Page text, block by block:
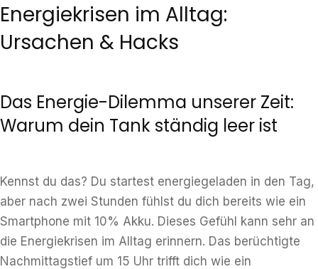
Energiekrisen im Alltag:
Ursachen & Hacks
Das Energie-Dilemma unserer Zeit:
Warum dein Tank ständig leer ist
Kennst du das? Du startest energiegeladen in den Tag,
aber nach zwei Stunden fühlst du dich bereits wie ein
Smartphone mit 10% Akku. Dieses Gefühl kann sehr an
die Energiekrisen im Alltag erinnern. Das berüchtigte
Nachmittagstief um 15 Uhr trifft dich wie ein